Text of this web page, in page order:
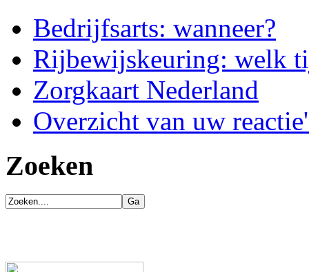
Bedrijfsarts: wanneer?
Rijbewijskeuring: welk
Zorgkaart Nederland
Overzicht van uw
Zoeken